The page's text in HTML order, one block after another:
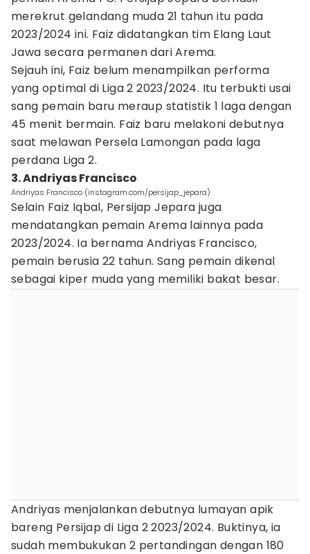
merekrut gelandang muda 21 tahun itu pada
2023/2024 ini. Faiz didatangkan tim Elang Laut
Jawa secara permanen dari Arema.
Sejauh ini, Faiz belum menampilkan performa
yang optimal di Liga 2 2023/2024. Itu terbukti usai
sang pemain baru meraup statistik 1 laga dengan
45 menit bermain. Faiz baru melakoni debutnya
saat melawan Persela Lamongan pada laga
perdana Liga 2.
3. Andriyas Francisco
Andriyas Francisco (instagram.com/persijap_jepara)
Selain Faiz Iqbal, Persijap Jepara juga
mendatangkan pemain Arema lainnya pada
2023/2024. Ia bernama Andriyas Francisco,
pemain berusia 22 tahun. Sang pemain dikenal
sebagai kiper muda yang memiliki bakat besar.
Andriyas menjalankan debutnya lumayan apik
bareng Persijap di Liga 2 2023/2024. Buktinya, ia
sudah membukukan 2 pertandingan dengan 180